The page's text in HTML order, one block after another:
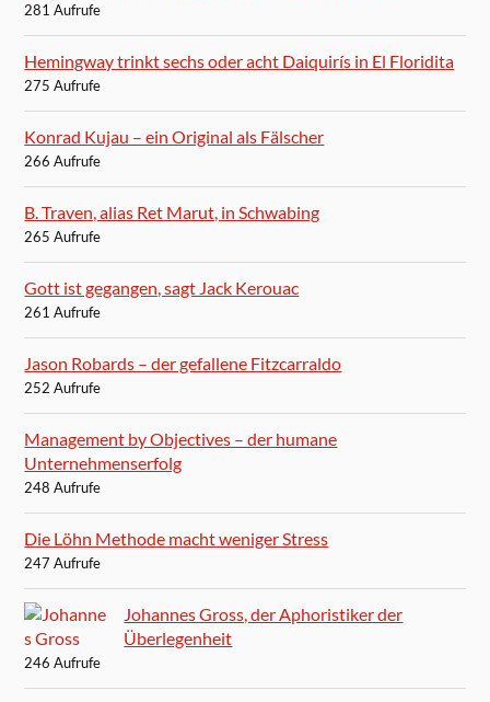
281 Aufrufe
Hemingway trinkt sechs oder acht Daiquirís in El Floridita
275 Aufrufe
Konrad Kujau – ein Original als Fälscher
266 Aufrufe
B. Traven, alias Ret Marut, in Schwabing
265 Aufrufe
Gott ist gegangen, sagt Jack Kerouac
261 Aufrufe
Jason Robards – der gefallene Fitzcarraldo
252 Aufrufe
Management by Objectives – der humane
Unternehmenserfolg
248 Aufrufe
Die Löhn Methode macht weniger Stress
247 Aufrufe
Johannes Gross, der Aphoristiker der
Überlegenheit
246 Aufrufe